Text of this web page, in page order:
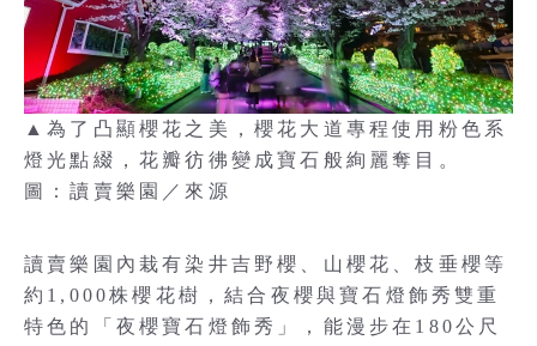
▲為了凸顯櫻花之美，櫻花大道專程使用粉色系
燈光點綴，花瓣彷彿變成寶石般絢麗奪目。
圖：讀賣樂園／來源
讀賣樂園內栽有染井吉野櫻、山櫻花、枝垂櫻等
約1,000株櫻花樹，結合夜櫻與寶石燈飾秀雙重
特色的「夜櫻寶石燈飾秀」，能漫步在180公尺